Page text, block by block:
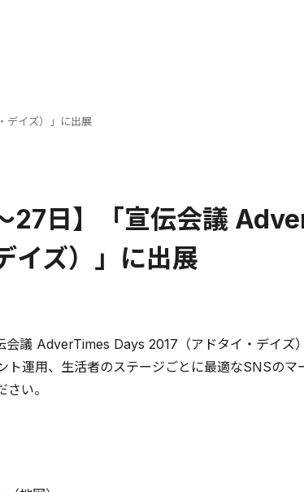
デイズ）」に出展
27日】「宣伝会議
イズ）」に出展
議 AdverTimes Days 2017（アドタイ・デイズ
ト運用、生活者のステージごとに最適なSNSの
い。